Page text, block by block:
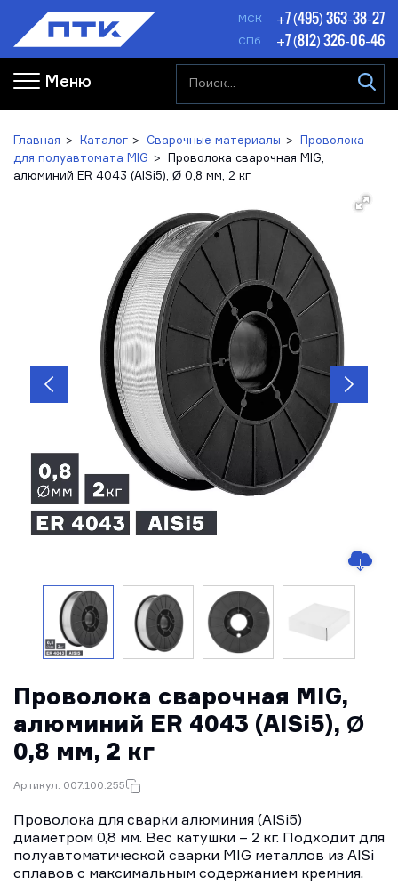
МСК +7 (495) 363-38-27
СПб +7 (812) 326-06-46
Меню
Главная Каталог Сварочные материалы
Проволока
для полуавтомата MIG
Проволока сварочная MIG,
алюминий ER 4043 (AlSi5), Ø 0,8 мм, 2 кг
Проволока сварочная MIG,
алюминий ER 4043 (AlSi5), Ø
0,8 мм, 2 кг
Артикул: 007.100.255
Проволока для сварки алюминия (AlSi5)
диаметром 0,8 мм. Вес катушки – 2 кг. Подходит для
полуавтоматической сварки MIG металлов из AlSi
сплавов с максимальным содержанием кремния.